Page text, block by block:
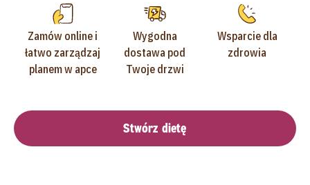
Zamów online i
łatwo zarządzaj
planem w apce
Wygodna
dostawa pod
Twoje drzwi
Wsparcie dla
zdrowia
Stwórz dietę